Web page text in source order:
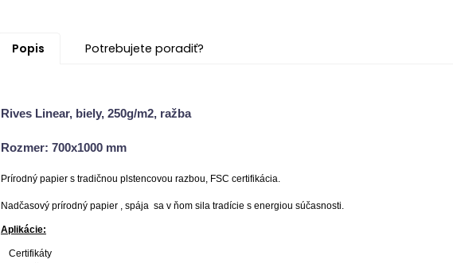
Popis Potrebujete poradiť?
Rives Linear, biely, 250g/m2, ražba
Rozmer: 700x1000 mm
Prírodný papier s tradičnou plstencovou razbou, FSC certifikácia.
Nadčasový prírodný papier , spája sa v ňom sila tradície s energiou súčasnosti.
Aplikácie:
Certifikáty